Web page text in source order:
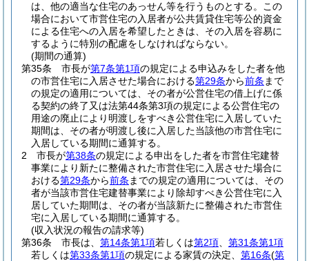
は、他の適当な住宅のあっせん等を行うものとする。
この
場合において市営住宅の入居者が公共賃貸住宅等公的資金
による住宅への入居を希望したときは、その入居を容易に
するように特別の配慮をしなければならない。
(期間の通算)
第35条
市長が第7条第1項の規定による申込みをした者を他
の市営住宅に入居させた場合における第29条から前条 まで
の規定の適用については、その者が公営住宅の借上げに係
る契約の終了又は法第44条第3項の規定による公営住宅の
用途の廃止により明渡しをすべき公営住宅に入居していた
期間は、その者が明渡し後に入居した当該他の市営住宅に
入居している期間に通算する。
2
市長が第38条の規定による申出をした者を市営住宅建替
事業により新たに整備された市営住宅に入居させた場合に
おける第29条から前条 までの規定の適用については、その
者が当該市営住宅建替事業により除却すべき公営住宅に入
居していた期間は、その者が当該新たに整備された市営住
宅に入居している期間に通算する。
(収入状況の報告の請求等)
第36条
市長は、 第14条第1項若しくは第2項
第31条第1項
若しくは第33条第1項の規定による家賃の決定、 第16条(第